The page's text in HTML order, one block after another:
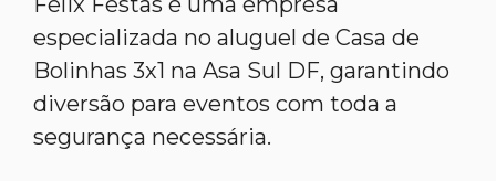
especializada no aluguel de Casa de
Bolinhas 3x1 na Asa Sul DF, garantindo
diversão para eventos com toda a
segurança necessária.